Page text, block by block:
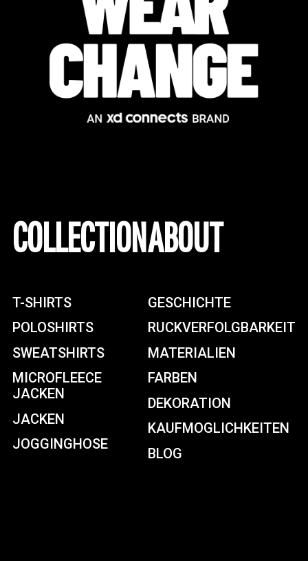
COLLECTION
T-SHIRTS
POLOSHIRTS
SWEATSHIRTS
MICROFLEECE
JACKEN
JACKEN
JOGGINGHOSE
ABOUT
GESCHICHTE
RUCKVERFOLGBARKEIT
MATERIALIEN
FARBEN
DEKORATION
KAUFMOGLICHKEITEN
BLOG